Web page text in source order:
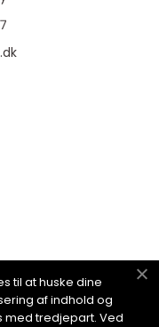
til at huske dine
af indhold og
med tredjepart. Ved